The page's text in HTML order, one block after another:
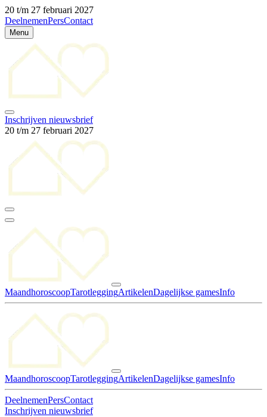
20 t/m 27 februari 2027
DeelnemenPersContact
Menu
Inschrijven nieuwsbrief
20 t/m 27 februari 2027
MaandhoroscoopTarotleggingArtikelenDagelijkse gamesInfo
MaandhoroscoopTarotleggingArtikelenDagelijkse gamesInfo
DeelnemenPersContact
Inschrijven nieuwsbrief